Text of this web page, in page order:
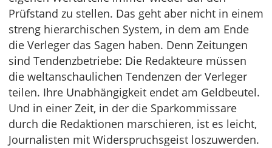
Prüfstand zu stellen. Das geht aber nicht in einem
streng hierarchischen System, in dem am Ende
die Verleger das Sagen haben. Denn Zeitungen
sind Tendenzbetriebe: Die Redakteure müssen
die weltanschaulichen Tendenzen der Verleger
teilen. Ihre Unabhängigkeit endet am Geldbeutel.
Und in einer Zeit, in der die Sparkommissare
durch die Redaktionen marschieren, ist es leicht,
Journalisten mit Widerspruchsgeist loszuwerden.